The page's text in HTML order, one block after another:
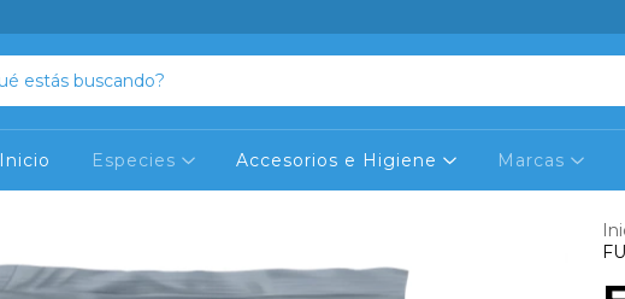
Inicio Especies Accesorios e Higiene Marcas